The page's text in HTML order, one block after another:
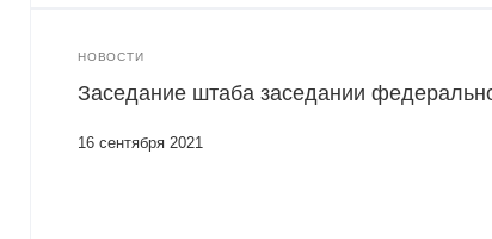
НОВОСТИ
Заседание штаба заседании
16 сентября 2021